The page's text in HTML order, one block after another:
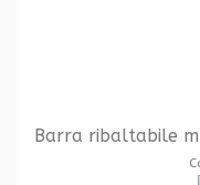
Barra ribaltabile